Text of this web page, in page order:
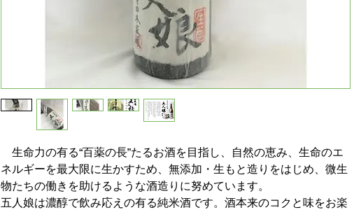
生命力の有る“百薬の長”たるお酒を目指し、自然の恵み、生命のエ
ネルギーを最大限に生かすため、無添加・生もと造りをはじめ、微生
物たちの働きを助けるような酒造りに努めています。
五人娘は濃醇で飲み応えの有る純米酒です。酒本来のコクと味をお楽